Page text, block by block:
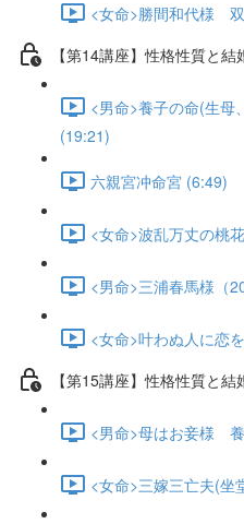
<女命>勝間和代様
【第14講座】性格性質と
<男命>養子の命(生母
(19:21)
六親宮冲命宮 (6:49)
<女命>波乱万丈の桃
<男命>三浦春馬様（
<女命>叶わぬ人に恋
【第15講座】性格性質と
<男命>母はお妾様
<女命>三嫁三亡夫(坐